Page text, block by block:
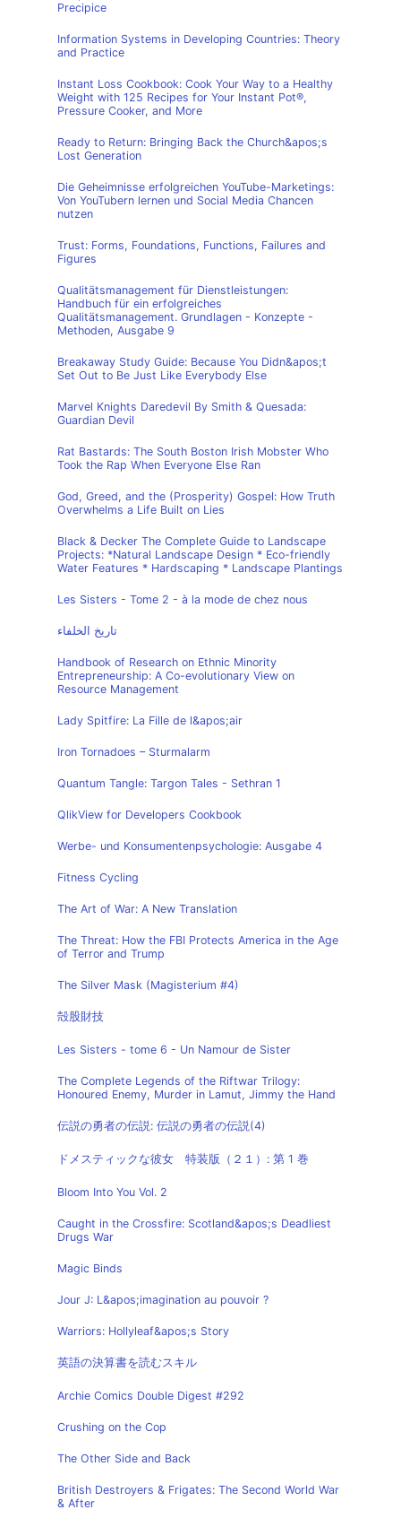
Precipice
Information Systems in Developing Countries: Theory
and Practice
Instant Loss Cookbook: Cook Your Way to a Healthy
Weight with 125 Recipes for Your Instant Pot®,
Pressure Cooker, and More
Ready to Return: Bringing Back the Church&apos;s
Lost Generation
Die Geheimnisse erfolgreichen YouTube-Marketings:
Von YouTubern lernen und Social Media Chancen
nutzen
Trust: Forms, Foundations, Functions, Failures and
Figures
Qualitätsmanagement für Dienstleistungen:
Handbuch für ein erfolgreiches
Qualitätsmanagement. Grundlagen - Konzepte -
Methoden, Ausgabe 9
Breakaway Study Guide: Because You Didn&apos;t
Set Out to Be Just Like Everybody Else
Marvel Knights Daredevil By Smith & Quesada:
Guardian Devil
Rat Bastards: The South Boston Irish Mobster Who
Took the Rap When Everyone Else Ran
God, Greed, and the (Prosperity) Gospel: How Truth
Overwhelms a Life Built on Lies
Black & Decker The Complete Guide to Landscape
Projects: *Natural Landscape Design * Eco-friendly
Water Features * Hardscaping * Landscape Plantings
Les Sisters - Tome 2 - à la mode de chez nous
تاريخ الخلفاء
Handbook of Research on Ethnic Minority
Entrepreneurship: A Co-evolutionary View on
Resource Management
Lady Spitfire: La Fille de l&apos;air
Iron Tornadoes – Sturmalarm
Quantum Tangle: Targon Tales - Sethran 1
QlikView for Developers Cookbook
Werbe- und Konsumentenpsychologie: Ausgabe 4
Fitness Cycling
The Art of War: A New Translation
The Threat: How the FBI Protects America in the Age
of Terror and Trump
The Silver Mask (Magisterium #4)
殻股財技
Les Sisters - tome 6 - Un Namour de Sister
The Complete Legends of the Riftwar Trilogy:
Honoured Enemy, Murder in Lamut, Jimmy the Hand
伝説の勇者の伝説: 伝説の勇者の伝説(4)
ドメスティックな彼女 特装版（２１）: 第 1 巻
Bloom Into You Vol. 2
Caught in the Crossfire: Scotland&apos;s Deadliest
Drugs War
Magic Binds
Jour J: L&apos;imagination au pouvoir ?
Warriors: Hollyleaf&apos;s Story
英語の決算書を読むスキル
Archie Comics Double Digest #292
Crushing on the Cop
The Other Side and Back
British Destroyers & Frigates: The Second World War
& After